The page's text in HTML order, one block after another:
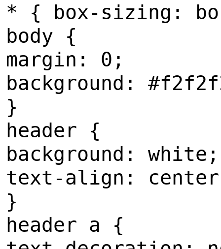
* { box-sizing:
body {
margin: 0;
background:
}
header {
background: white;
text-align:
}
header a {